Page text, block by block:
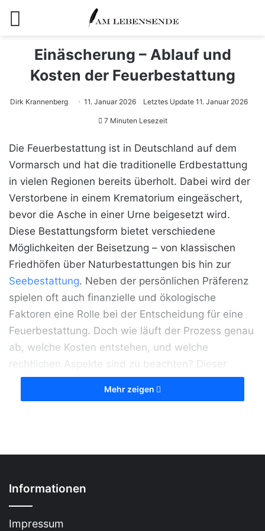
Einäscherung – Ablauf und
Kosten der Feuerbestattung
Dirk Krannenberg 11. Januar 2026 Letztes Update 11. Januar 2026
7 Minuten Lesezeit
Die Feuerbestattung ist in Deutschland auf dem
Vormarsch und hat die traditionelle Erdbestattung
in vielen Regionen bereits überholt. Dabei wird der
Verstorbene in einem Krematorium eingeäschert,
bevor die Asche in einer Urne beigesetzt wird.
Diese Bestattungsform bietet verschiedene
Möglichkeiten der Beisetzung – von klassischen
Friedhöfen über Naturbestattungen bis hin zur
Seebestattung. Neben der persönlichen Präferenz
spielen oft auch finanzielle und ökologische
Faktoren eine Rolle bei der Entscheidung für eine
Feuerbestattung. Doch wie läuft der Prozess genau
ab, welche Kosten entstehen, und welche
rechtlichen Aspekte sind zu beachten? Dieser
Artikel gibt einen umfassenden Überblick über alles
Wichtige rund um das Thema Feuerbestattung.
Mehr zeigen
Informationen
Impressum